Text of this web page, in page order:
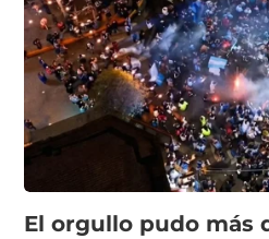
El orgullo pudo más